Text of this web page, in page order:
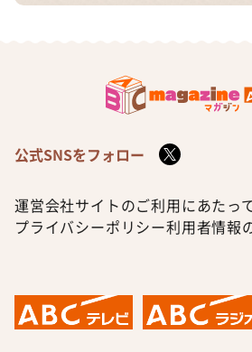
公式SNSをフォロー
運営会社サイトのご利用にあたっ
プライバシーポリシー利用者情報